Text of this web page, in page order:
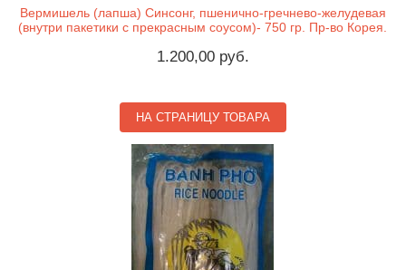
Вермишель (лапша) Синсонг, пшенично-гречнево-желудевая
(внутри пакетики с прекрасным соусом)- 750 гр. Пр-во Корея.
1.200,00 руб.
НА СТРАНИЦУ ТОВАРА